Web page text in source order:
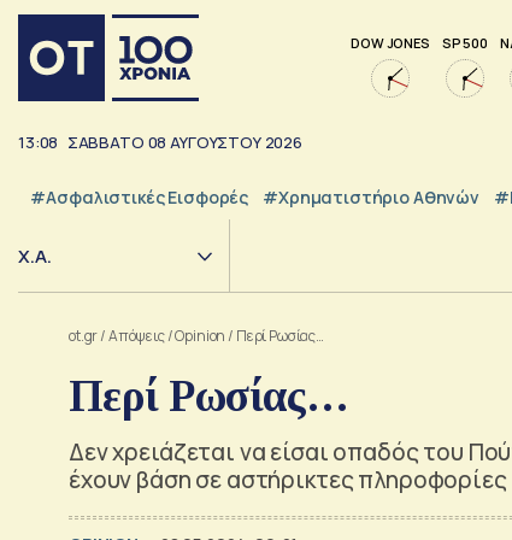
DOW JONES SP 500
13:08 ΣΑΒΒΑΤΟ 08 ΑΥΓΟΥΣΤΟΥ 2026
#Ασφαλιστικές Εισφορές #Χρηματιστήριο Αθηνών
Χ.Α.
ot.gr/Απόψεις/Opinion / Περί Ρωσίας…
Περί Ρωσίας…
Δεν χρειάζεται να είσαι οπαδός του
έχουν βάση σε αστήρικτες πληροφορίες